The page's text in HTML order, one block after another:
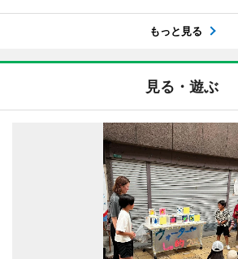
もっと見る
見る・遊ぶ